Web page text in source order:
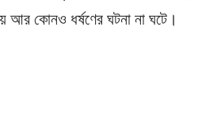
আর কোনও ধর্ষণের ঘটনা না ঘটে।